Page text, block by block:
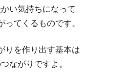
い気持ちになって
ってくるものです。
りを作り出す基本は
ながりですよ。